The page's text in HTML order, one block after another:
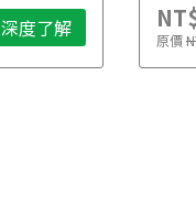
深度了解 原價